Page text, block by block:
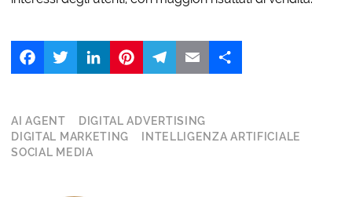
FacebookTwitter LinkedIn
AI AGENT
DIGITAL ADVERTISING
DIGITAL MARKETING
INTELLIGENZA ARTIFICIALE
SOCIAL MEDIA